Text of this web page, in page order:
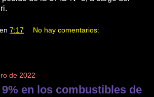
en 7:17 No hay comentarios:
de 2022
en los combustibles de